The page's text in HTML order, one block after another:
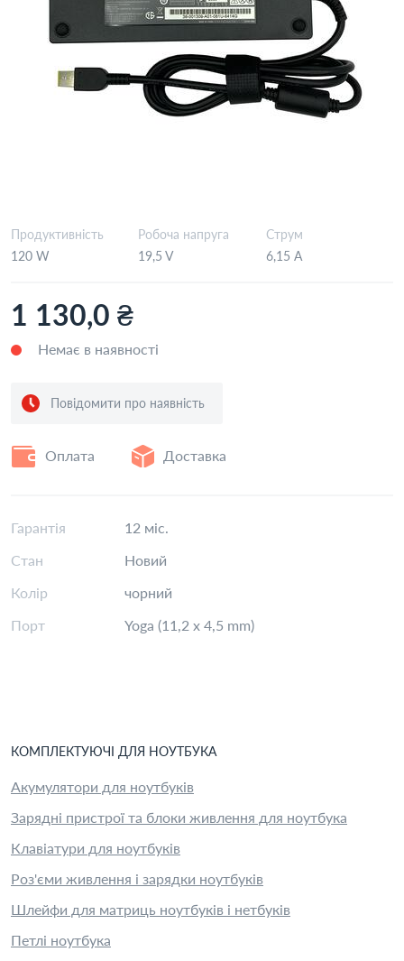
Продуктивність
120 W
Робоча напруга
19,5 V
Струм
6,15 А
1 130,0 ₴
Немає в наявності
Повідомити про наявність
Оплата Доставка
Гарантія
12 міс.
Стан
Новий
Колір
чорний
Порт
Yoga (11,2 x 4,5 mm)
КОМПЛЕКТУЮЧІ ДЛЯ НОУТБУКА
Акумулятори для ноутбуків
Зарядні пристрої та блоки живлення для ноутбука
Клавіатури для ноутбуків
Роз'єми живлення і зарядки ноутбуків
Шлейфи для матриць ноутбуків і нетбуків
Петлі ноутбука